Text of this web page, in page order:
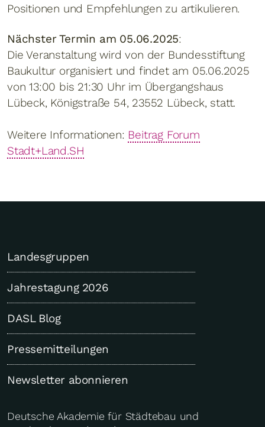
Positionen und Empfehlungen zu artikulieren.
Nächster Termin am 05.06.2025:
Die Veranstaltung wird von der Bundesstiftung
Baukultur organisiert und findet am 05.06.2025
von 13:00 bis 21:30 Uhr im Übergangshaus
Lübeck, Königstraße 54, 23552 Lübeck, statt.
Weitere Informationen: Beitrag Forum
Stadt+Land.SH
Landesgruppen
Jahrestagung 2026
DASL Blog
Pressemitteilungen
Newsletter abonnieren
Deutsche Akademie für Städtebau und